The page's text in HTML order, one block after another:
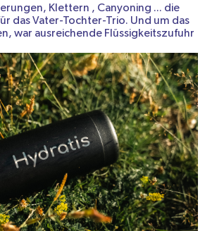
Klettern , Canyoning ... die
das Vater-Tochter-Trio. Und um das
war ausreichende Flüssigkeitszufuhr